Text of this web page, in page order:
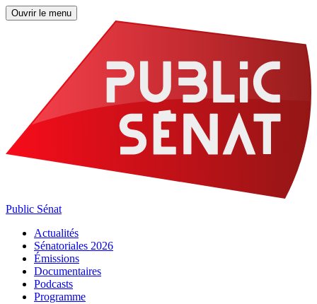
Ouvrir le menu
Public Sénat
Actualités
Sénatoriales 2026
Émissions
Documentaires
Podcasts
Programme